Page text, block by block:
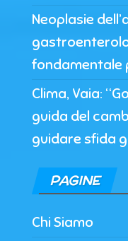
Neoplasie
fondamentale
Clima, Vaia:
guida del
guidare sfida
PAGINE
Chi Siamo